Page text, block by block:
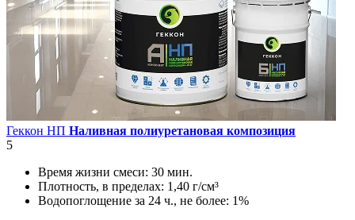
Геккон НП Наливная полиуретановая композиция
5
Время жизни смеси: 30 мин.
Плотность, в пределах: 1,40 г/см³
Водопоглощение за 24 ч., не более: 1%